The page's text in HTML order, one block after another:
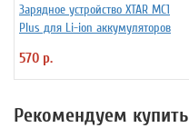
Зарядное устройство XTAR MC1
Plus для Li-ion аккумуляторов
570 р.
Рекомендуем купить